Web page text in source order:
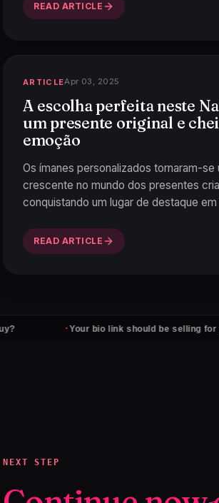
READ ARTICLE
ARTICLEApr 03, 2025
A escolha perfeita neste
um presente original e
emoção
Os ímanes personalizados tornaram-se
crescente no mundo dos presentes
conquistando um lugar de destaque
READ ARTICLE
Your bio link should be selling for you
NEXT STEP